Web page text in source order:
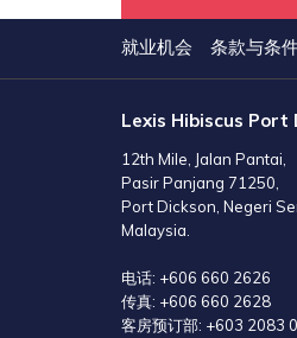
就业机会 条款与条
Lexis Hibiscus Port
12th Mile, Jalan Pantai,
Pasir Panjang 71250,
Port Dickson, Negeri
Malaysia.
电话: +606 660 2626
传真: +606 660 2628
客房预订部: +603 2083